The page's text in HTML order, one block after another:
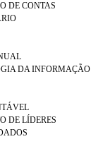
DE CONTAS
DA INFORMAÇÃO
DE LÍDERES